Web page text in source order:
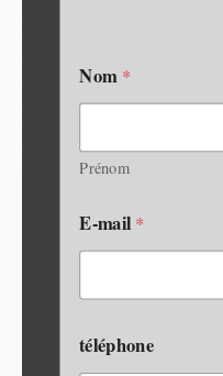
Nom *
Prénom
E-mail *
téléphone